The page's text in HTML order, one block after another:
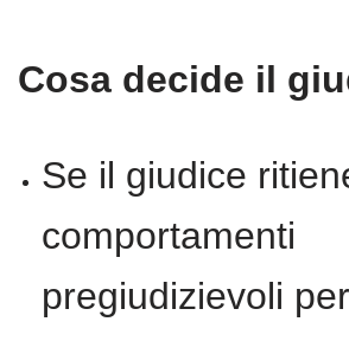
Cosa decide il
Se il giudice
comportamenti
pregiudizievoli